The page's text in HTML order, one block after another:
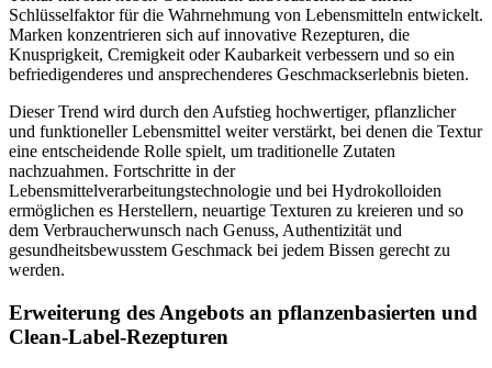
Schlüsselfaktor für die Wahrnehmung von Lebensmitteln entwickelt.
Marken konzentrieren sich auf innovative Rezepturen, die
Knusprigkeit, Cremigkeit oder Kaubarkeit verbessern und so ein
befriedigenderes und ansprechenderes Geschmackserlebnis bieten.
Dieser Trend wird durch den Aufstieg hochwertiger, pflanzlicher
und funktioneller Lebensmittel weiter verstärkt, bei denen die Textur
eine entscheidende Rolle spielt, um traditionelle Zutaten
nachzuahmen. Fortschritte in der
Lebensmittelverarbeitungstechnologie und bei Hydrokolloiden
ermöglichen es Herstellern, neuartige Texturen zu kreieren und so
dem Verbraucherwunsch nach Genuss, Authentizität und
gesundheitsbewusstem Geschmack bei jedem Bissen gerecht zu
werden.
Erweiterung des Angebots an pflanzenbasierten und
Clean-Label-Rezepturen